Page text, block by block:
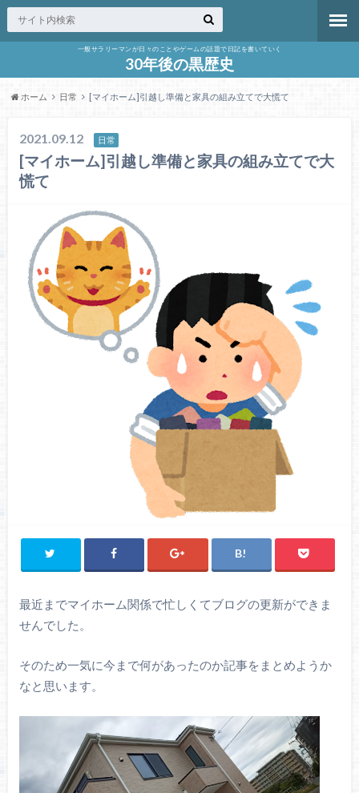
一般サラリーマンが日々のことやゲームの話題で日記を書いていく
30年後の黒歴史
ホーム 日常 [マイホーム]引越し準備と家具の組み立てで大慌て
2021.09.12 日常
[マイホーム]引越し準備と家具の組み立てで大
慌て
最近までマイホーム関係で忙しくてブログの更新ができま
せんでした。
そのため一気に今まで何があったのか記事をまとめようか
なと思います。